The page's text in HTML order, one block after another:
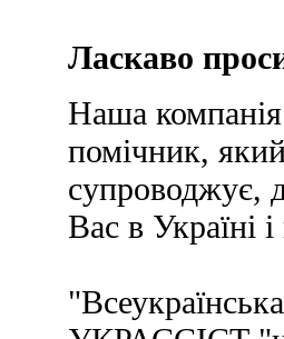
Ласкаво
Наша
помічник,
супроводжує,
Вас в Україні